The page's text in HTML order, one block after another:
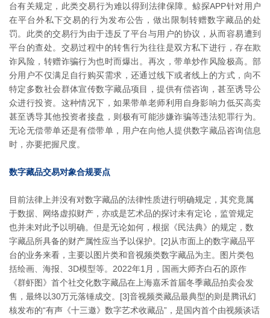
台有关规定，此类交易行为难以得到法律保障。鲸探APP针对用户
在平台外私下交易的行为发布公告，做出限制转赠数字藏品的处
罚。此类的交易行为由于违反了平台与用户的协议，从而容易遭到
平台的查处。交易过程中的转售行为往往是双方私下进行，存在欺
诈风险，转赠诈骗行为也时而爆出。再次，带单炒作风险极高。部
分用户不仅满足自行购买需求，还通过线下或者线上的方式，向不
特定多数社会群体宣传数字藏品项目，提供有偿咨询，甚至诱导公
众进行投资。这种情况下，如果带单老师利用自身影响力低买高卖
甚至诱导其他投资者接盘，则极有可能涉嫌诈骗等违法犯罪行为。
无论无偿带单还是有偿带单，用户在向他人提供数字藏品咨询信息
时，亦要把握尺度。
数字藏品交易对象合规要点
目前法律上并没有对数字藏品的法律性质进行明确规定，其究竟属
于数据、网络虚拟财产，亦或是艺术品的探讨未有定论，监管规定
也并未对此予以明确。但是无论如何，根据《民法典》的规定，数
字藏品所具备的财产属性应当予以保护。[2]从市面上的数字藏品平
台的业务来看，主要以图片类和音视频类数字藏品为主。图片类包
括绘画、海报、3D模型等。2022年1月，国画大师齐白石的原作
《群虾图》首个社交化数字藏品在上海嘉禾首届冬季藏品拍卖会发
售，最终以30万元落锤成交。[3]音视频类藏品最典型的则是腾讯幻
核发布的“有声《十三邀》数字艺术收藏品”，是国内首个由视频谈话